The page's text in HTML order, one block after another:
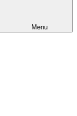
Menu